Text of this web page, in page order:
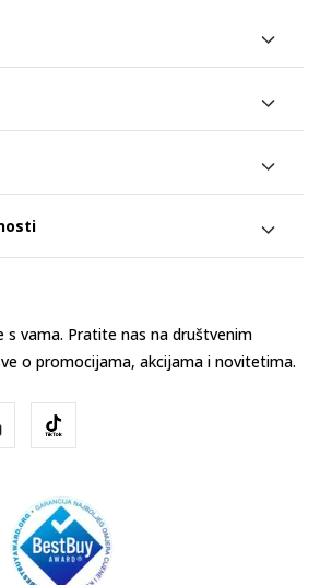
s vama. Pratite nas na društvenim
o promocijama, akcijama i novitetima.